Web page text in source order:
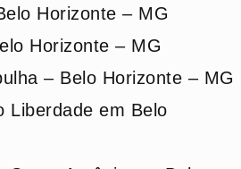
Horizonte – MG
Horizonte – MG
– Belo Horizonte – MG
Liberdade em Belo